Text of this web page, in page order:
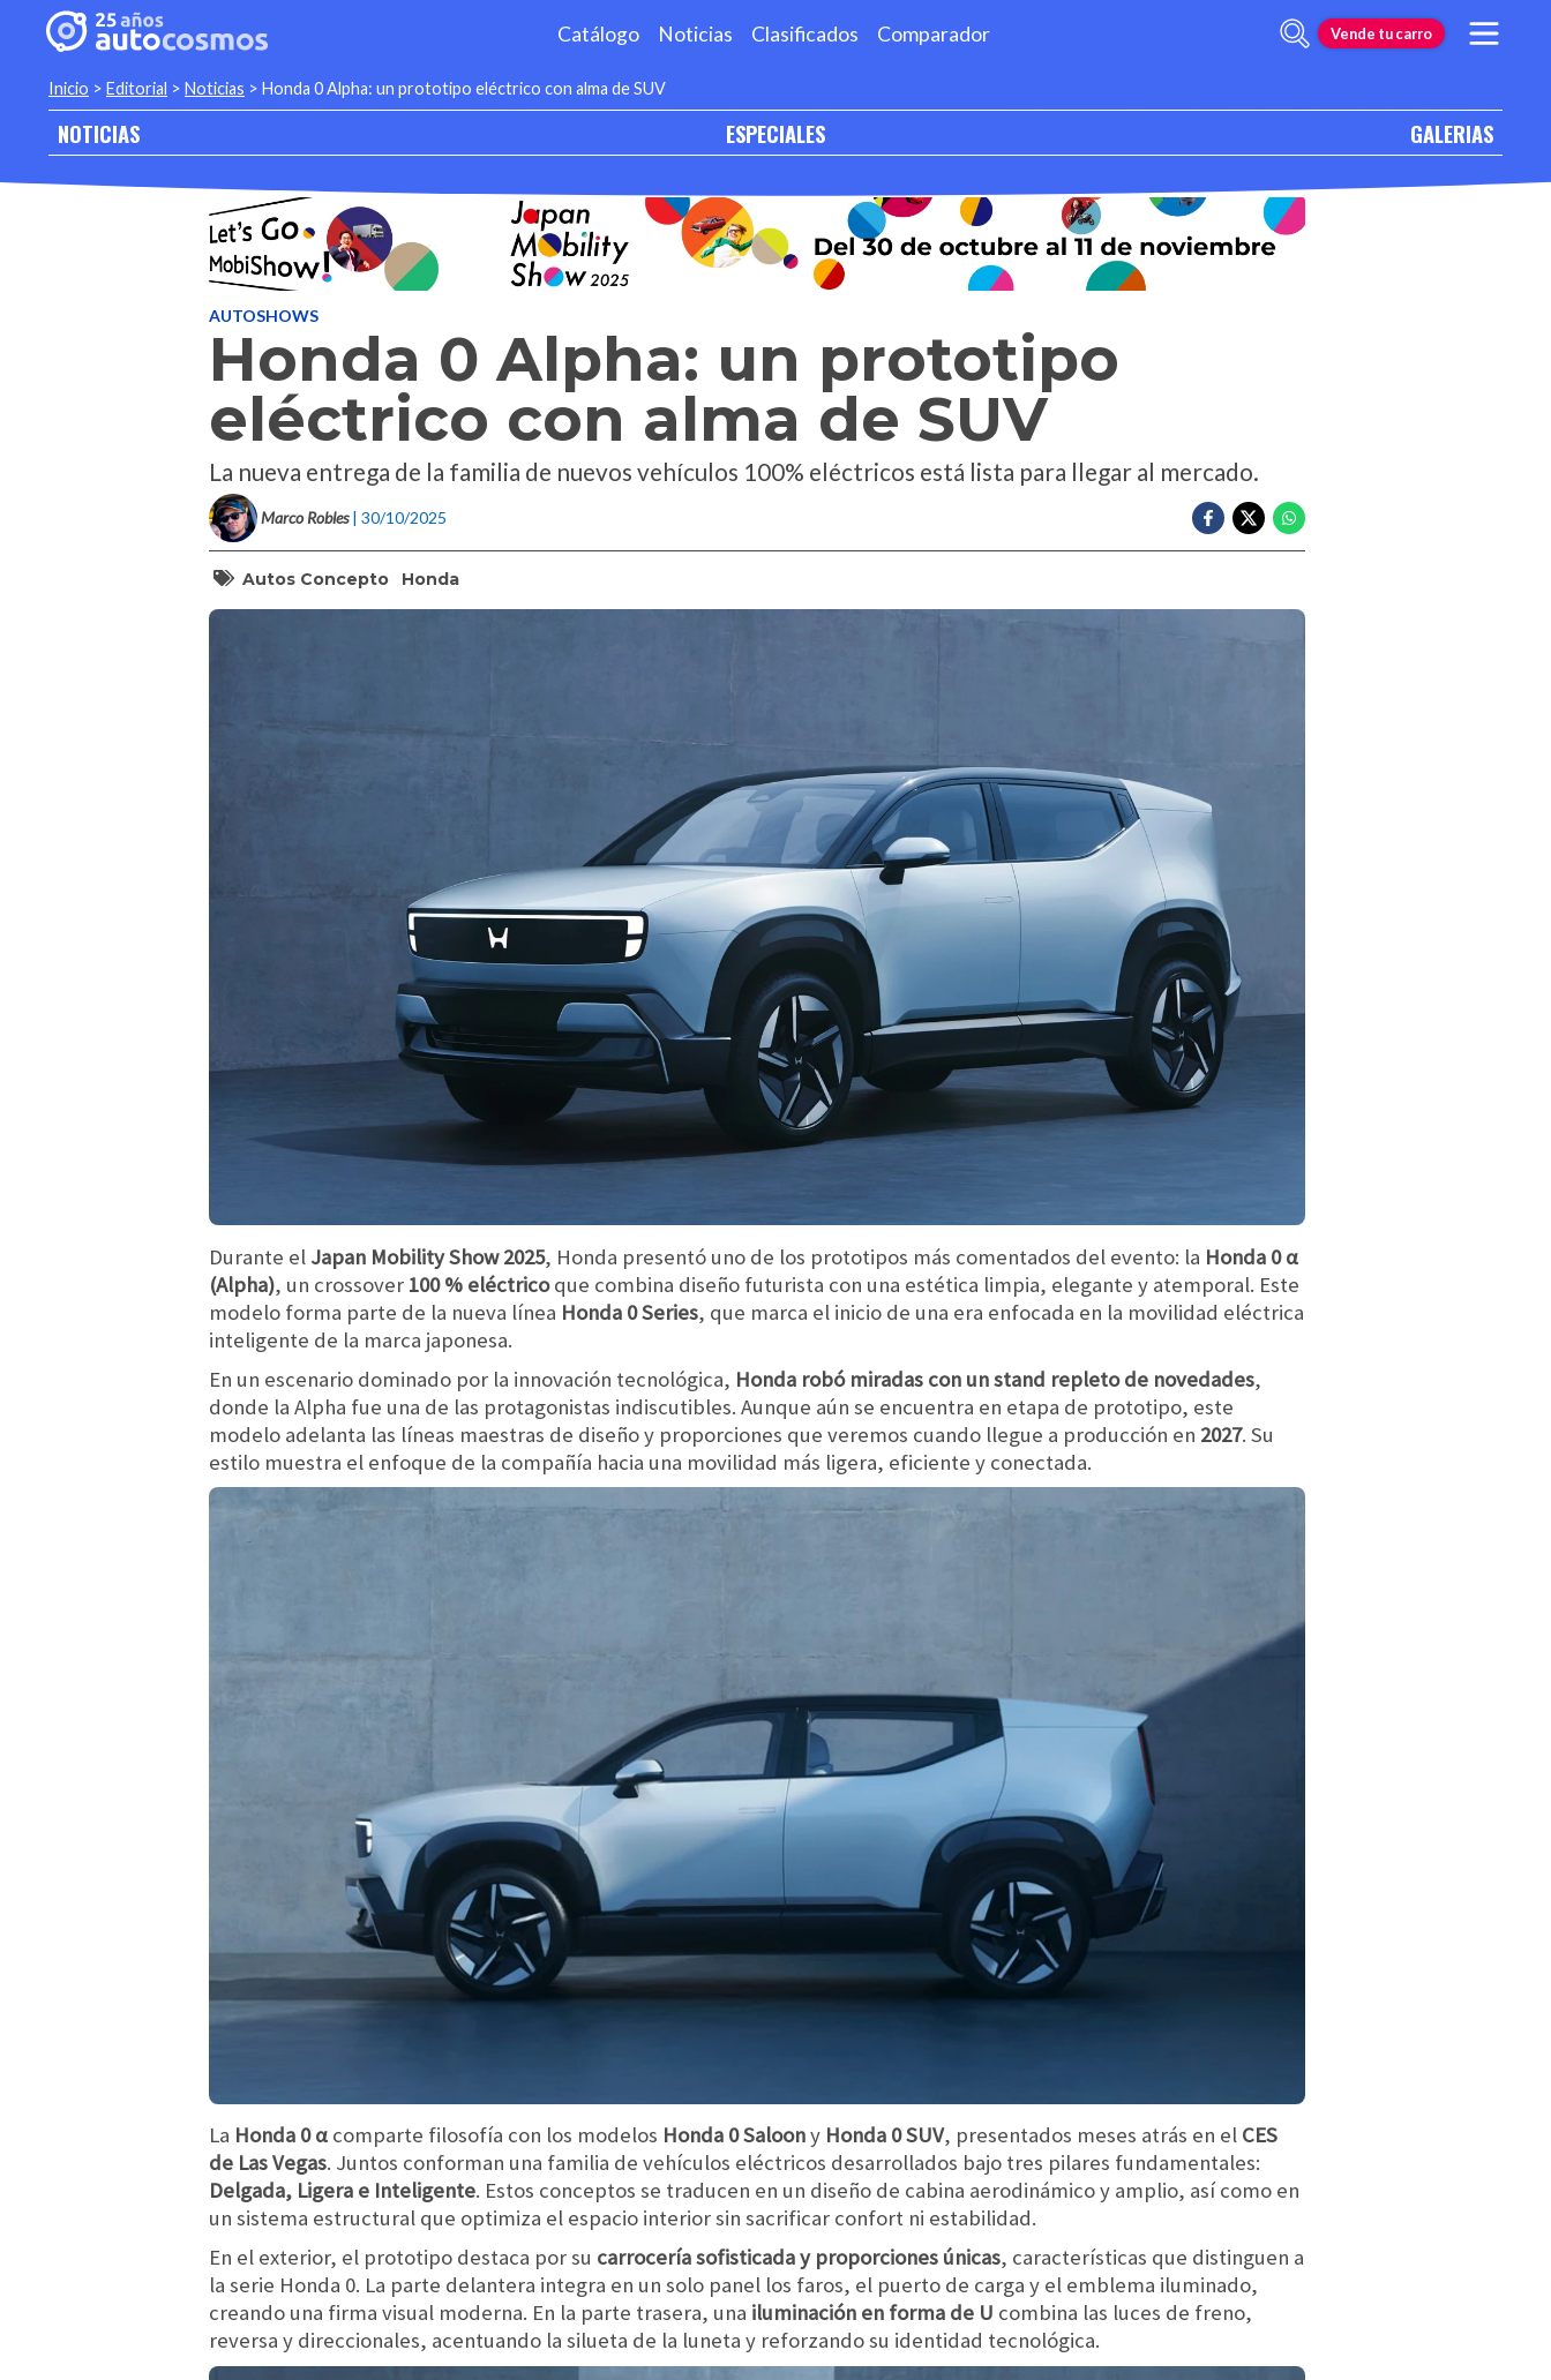
Catálogo Noticias Clasificados Comparador Vende tu carro
Inicio > Editorial > Noticias > Honda 0 Alpha: un prototipo eléctrico con alma de SUV
NOTICIAS ESPECIALES GALERIAS
AUTOSHOWS
Honda 0 Alpha: un prototipo
eléctrico con alma de SUV
La nueva entrega de la familia de nuevos vehículos 100% eléctricos está lista para llegar al mercado.
Marco Robles | 30/10/2025
Autos Concepto Honda
Durante el Japan Mobility Show 2025, Honda presentó uno de los prototipos más comentados del evento: la Honda 0 α
(Alpha), un crossover 100 % eléctricoque combina diseño futurista con una estética limpia, elegante y atemporal. Este
modelo forma parte de la nueva línea Honda 0 Series, que marca el inicio de una era enfocada en la movilidad eléctrica
inteligente de la marca japonesa.
En un escenario dominado por la innovación tecnológica, Honda robó miradas con un stand repleto de novedades,
donde la Alpha fue una de las protagonistas indiscutibles. Aunque aún se encuentra en etapa de prototipo, este
modelo adelanta las líneas maestras de diseño y proporciones que veremos cuando llegue a producción en 2027. Su
estilo muestra el enfoque de la compañía hacia una movilidad más ligera, eficiente y conectada.
La Honda 0 α comparte filosofía con los modelos Honda 0 Saloony Honda 0 SUV, presentados meses atrás en el CES
de Las Vegas. Juntos conforman una familia de vehículos eléctricos desarrollados bajo tres pilares fundamentales:
Delgada, Ligera e Inteligente. Estos conceptos se traducen en un diseño de cabina aerodinámico y amplio, así como en
un sistema estructural que optimiza el espacio interior sin sacrificar confort ni estabilidad.
En el exterior, el prototipo destaca por su carrocería sofisticada y proporciones únicas, características que distinguen a
la serie Honda 0. La parte delantera integra en un solo panel los faros, el puerto de carga y el emblema iluminado,
creando una firma visual moderna. En la parte trasera, una iluminación en forma de U combina las luces de freno,
reversa y direccionales, acentuando la silueta de la luneta y reforzando su identidad tecnológica.